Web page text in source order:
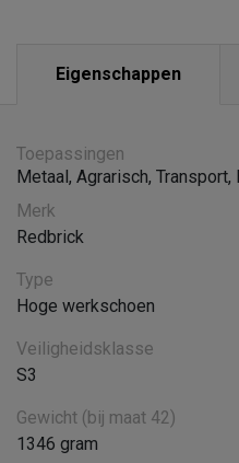
Eigenschappen
Toepassingen
Metaal, Agrarisch, Transport,
Merk
Redbrick
Type
Hoge werkschoen
Veiligheidsklasse
S3
Gewicht (bij maat 42)
1346 gram